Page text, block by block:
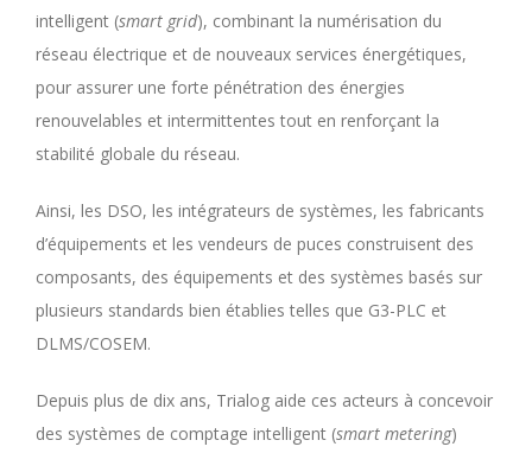
intelligent (smart grid), combinant la numérisation du
réseau électrique et de nouveaux services énergétiques,
pour assurer une forte pénétration des énergies
renouvelables et intermittentes tout en renforçant la
stabilité globale du réseau.
Ainsi, les DSO, les intégrateurs de systèmes, les fabricants
d’équipements et les vendeurs de puces construisent des
composants, des équipements et des systèmes basés sur
plusieurs standards bien établies telles que G3-PLC et
DLMS/COSEM.
Depuis plus de dix ans, Trialog aide ces acteurs à concevoir
des systèmes de comptage intelligent (smart metering)